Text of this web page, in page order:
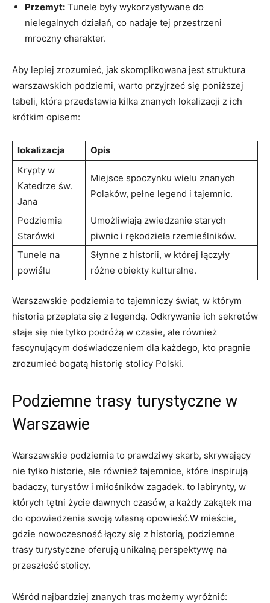
Przemyt: Tunele były wykorzystywane do
nielegalnych działań, co nadaje tej przestrzeni
mroczny charakter.
Aby lepiej zrozumieć, jak skomplikowana jest struktura
warszawskich podziemi, warto przyjrzeć się poniższej
tabeli, która przedstawia kilka znanych lokalizacji z ich
krótkim opisem:
lokalizacja
Opis
Krypty w
Katedrze św.
Jana
Miejsce spoczynku wielu znanych
Polaków, pełne legend i tajemnic.
Podziemia
Starówki
Umożliwiają zwiedzanie starych
piwnic i rękodzieła rzemieślników.
Tunele na
powiślu
Słynne z historii, w której łączyły
różne obiekty kulturalne.
Warszawskie podziemia to tajemniczy świat, w którym
historia przeplata się z legendą. Odkrywanie ich sekretów
staje się nie tylko podróżą w czasie, ale również
fascynującym doświadczeniem dla każdego, kto pragnie
zrozumieć bogatą historię stolicy Polski.
Podziemne trasy turystyczne w
Warszawie
Warszawskie podziemia to prawdziwy skarb, skrywający
nie tylko historie, ale również tajemnice, które inspirują
badaczy, turystów i miłośników zagadek. to labirynty, w
których tętni życie dawnych czasów, a każdy zakątek ma
do opowiedzenia swoją własną opowieść.W mieście,
gdzie nowoczesność łączy się z historią, podziemne
trasy turystyczne oferują unikalną perspektywę na
przeszłość stolicy.
Wśród najbardziej znanych tras możemy wyróżnić: